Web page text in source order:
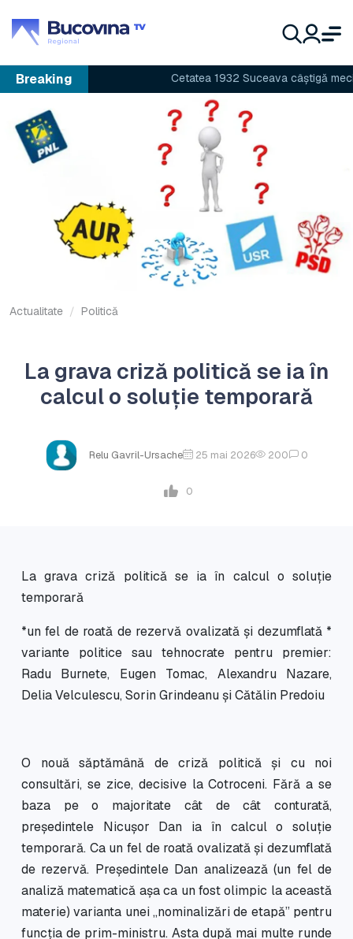
Breaking Cetatea 1932 Suceava câștigă meciul
Actualitate Politică
La grava criză politică se ia în
calcul o soluție temporară
Relu Gavril-Ursache 25 mai 2026 200 0
0
La grava criză politică se ia în calcul o soluție
temporară
*un fel de roată de rezervă ovalizată și dezumflată *
variante politice sau tehnocrate pentru premier:
Radu Burnete, Eugen Tomac, Alexandru Nazare,
Delia Velculescu, Sorin Grindeanu și Cătălin Predoiu
O nouă săptămână de criză politică și cu noi
consultări, se zice, decisive la Cotroceni. Fără a se
baza pe o majoritate cât de cât conturată,
președintele Nicușor Dan ia în calcul o soluție
temporară. Ca un fel de roată ovalizată și dezumflată
de rezervă. Președintele Dan analizează (un fel de
analiză matematică așa ca un fost olimpic la această
materie) varianta unei „nominalizări de etapă” pentru
funcția de prim-ministru. Asta după mai multe runde